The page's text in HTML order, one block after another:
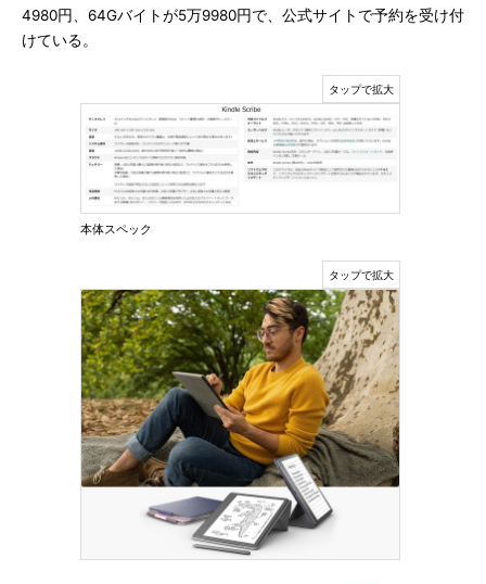
4980円、64Gバイトが5万9980円で、公式サイトで予約を受け付
けている。
本体スペック